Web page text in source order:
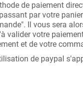
de paiement
par votre
Il vous sera
valider votre
et de votre
de paypal